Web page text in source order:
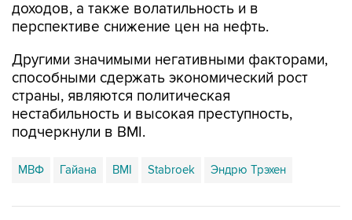
доходов, а также волатильность и в
перспективе снижение цен на нефть.
Другими значимыми негативными факторами,
способными сдержать экономический рост
страны, являются политическая
нестабильность и высокая преступность,
подчеркнули в BMI.
МВФ Гайана BMI Stabroek Эндрю Трэхен